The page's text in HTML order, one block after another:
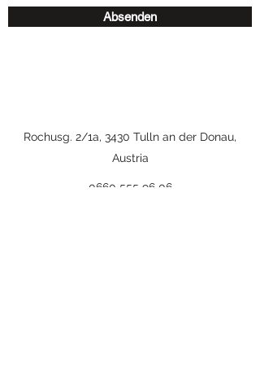
Absenden
Rochusg. 2/1a, 3430 Tulln an der Donau,
Austria
0660 555 96 06